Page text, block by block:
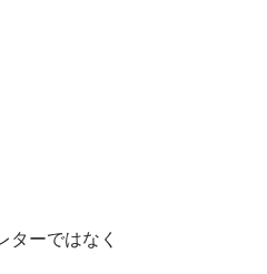
ターではなく